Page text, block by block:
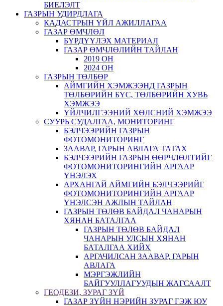
БИЕЛЭЛТ
ГАЗРЫН УДИРДЛАГА
КАДАСТРЫН ҮЙЛ АЖИЛЛАГАА
ГАЗАР ӨМЧЛӨЛ
БҮРДҮҮЛЭХ МАТЕРИАЛ
ГАЗАР ӨМЧЛӨЛИЙН ТАЙЛАН
2019 ОН
2024 ОН
ГАЗРЫН ТӨЛБӨР
АЙМГИЙН ХЭМЖЭЭНД ГАЗРЫН
ТӨЛБӨРИЙН БҮС, ТӨЛБӨРИЙН ХУВЬ
ХЭМЖЭЭ
ҮЙЛЧИЛГЭЭНИЙ ХӨЛСНИЙ ХЭМЖЭЭ
СУУРЬ СУДАЛГАА, МОНИТОРИНГ
БЭЛЧЭЭРИЙН ГАЗРЫН
ФОТОМОНИТОРИНГ
ЗААВАР, ГАРЫН АВЛАГА ТАТАХ
БЭЛЧЭЭРИЙН ГАЗРЫН ӨӨРЧЛӨЛТИЙГ
ФОТОМОНИТОРИНГИЙН АРГААР
ҮНЭЛЭХ
АРХАНГАЙ АЙМГИЙН БЭЛЧЭЭРИЙГ
ФОТОМОНИТОРИНГИЙН АРГААР
ҮНЭЛСЭН АЖЛЫН ТАЙЛАН
ГАЗРЫН ТӨЛӨВ БАЙДАЛ ЧАНАРЫН
ХЯНАН БАТАЛГАА
ГАЗРЫН ТӨЛӨВ БАЙДАЛ
ЧАНАРЫН УЛСЫН ХЯНАН
БАТАЛГАА ХИЙХ
АРГАЧИЛСАН ЗААВАР, ГАРЫН
АВЛАГА
МЭРГЭЖЛИЙН
БАЙГУУЛЛАГУУДЫН ЖАГСААЛТ
ГЕОДЕЗИ, ЗУРАГ ЗҮЙ
ГАЗАР ЗҮЙН НЭРИЙН ЗУРАГ ГЭЖ ЮУ